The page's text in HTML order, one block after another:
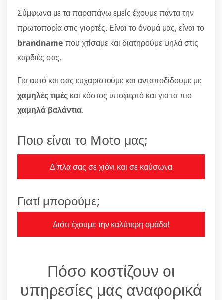
Σύμφωνα με τα παραπάνω εμείς έχουμε πάντα την
πρωτοπορία στις γιορτές. Είναι το όνομά μας, είναι το
brandname που χτίσαμε και διατηρούμε ψηλά στις
καρδιές σας.
Για αυτό και σας ευχαριστούμε και ανταποδίδουμε με
χαμηλές τιμές και κόστος υποφερτό και για τα πιο
χαμηλά βαλάντια.
Ποιο είναι το Moto μας;
Δίπλα σας σε χιόνι και σε καύσωνα
Γιατί μπορούμε;
Διότι έχουμε την καλύτερη ομάδα!
Πόσο κοστίζουν οι
υπηρεσίες μας αναφορικά